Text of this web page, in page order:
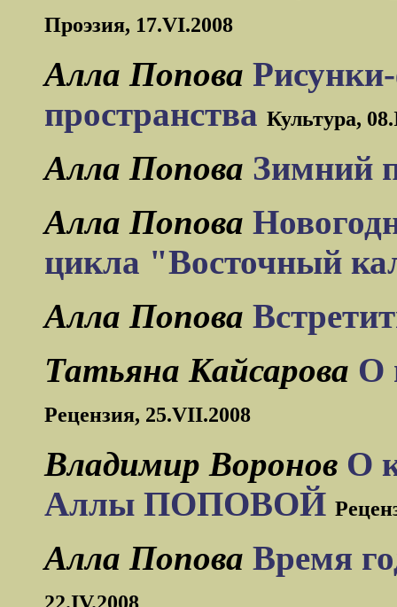
Проэзия, 17.VI.2008
Алла Попова
пространства Культура,
Алла Попова Зимний
Алла Попова
цикла "Восточный
Алла Попова
Татьяна Кайсарова О
Рецензия, 25.VII.2008
Владимир Воронов О
Аллы ПОПОВОЙ
Алла Попова Время
22.IV.2008